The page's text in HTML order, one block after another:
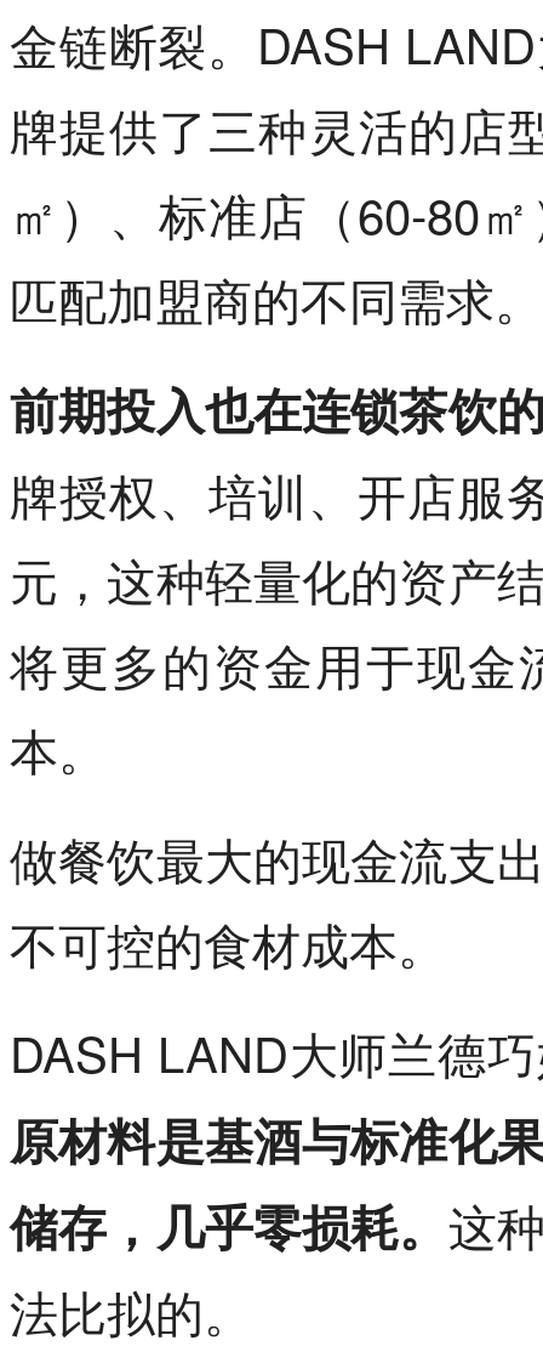
金链断裂。DASH
牌提供了三种灵活的店
㎡）、标准店（60-80
匹配加盟商的不同需求。
前期投入也在连锁茶饮
牌授权、培训、开店服
元，这种轻量化的资产
将更多的资金用于现
本。
做餐饮最大的现金流支
不可控的食材成本。
DASH LAND大师兰德
原材料是基酒与标准化
储存，几乎零损耗。 这
法比拟的。